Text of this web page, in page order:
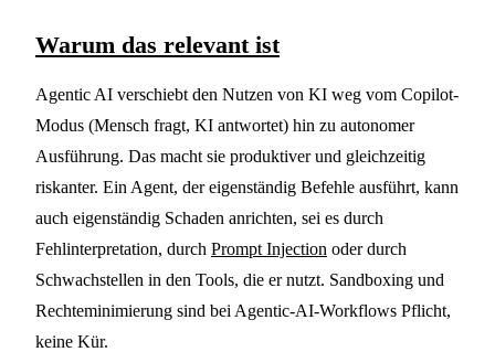
Warum das relevant ist
Agentic AI verschiebt den Nutzen von KI weg vom Copilot-
Modus (Mensch fragt, KI antwortet) hin zu autonomer
Ausführung. Das macht sie produktiver und gleichzeitig
riskanter. Ein Agent, der eigenständig Befehle ausführt, kann
auch eigenständig Schaden anrichten, sei es durch
Fehlinterpretation, durch Prompt Injection oder durch
Schwachstellen in den Tools, die er nutzt. Sandboxing und
Rechteminimierung sind bei Agentic-AI-Workflows Pflicht,
keine Kür.